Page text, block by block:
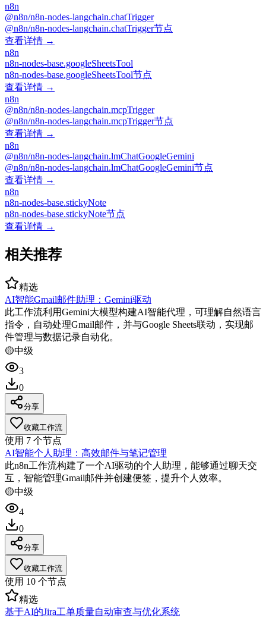
n8n
@n8n/n8n-nodes-langchain.chatTrigger
@n8n/n8n-nodes-langchain.chatTrigger节点
查看详情 →
n8n
n8n-nodes-base.googleSheetsTool
n8n-nodes-base.googleSheetsTool节点
查看详情 →
n8n
@n8n/n8n-nodes-langchain.mcpTrigger
@n8n/n8n-nodes-langchain.mcpTrigger节点
查看详情 →
n8n
@n8n/n8n-nodes-langchain.lmChatGoogleGemini
@n8n/n8n-nodes-langchain.lmChatGoogleGemini节点
查看详情 →
n8n
n8n-nodes-base.stickyNote
n8n-nodes-base.stickyNote节点
查看详情 →
相关推荐
精选
AI智能Gmail邮件助理：Gemini驱动
此工作流利用Gemini大模型构建AI智能代理，可理解自然语言
指令，自动处理Gmail邮件，并与Google Sheets联动，实现邮
件管理与数据记录自动化。
🟡中级
3
0
分享
收藏工作流
使用 7 个节点
AI智能个人助理：高效邮件与笔记管理
此n8n工作流构建了一个AI驱动的个人助理，能够通过聊天交
互，智能管理Gmail邮件并创建便签，提升个人效率。
🟡中级
4
0
分享
收藏工作流
使用 10 个节点
精选
基于AI的Jira工单质量自动审查与优化系统